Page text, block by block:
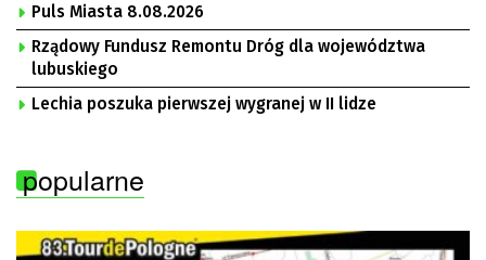
Puls Miasta 8.08.2026
Rządowy Fundusz Remontu Dróg dla województwa
lubuskiego
Lechia poszuka pierwszej wygranej w II lidze
popularne